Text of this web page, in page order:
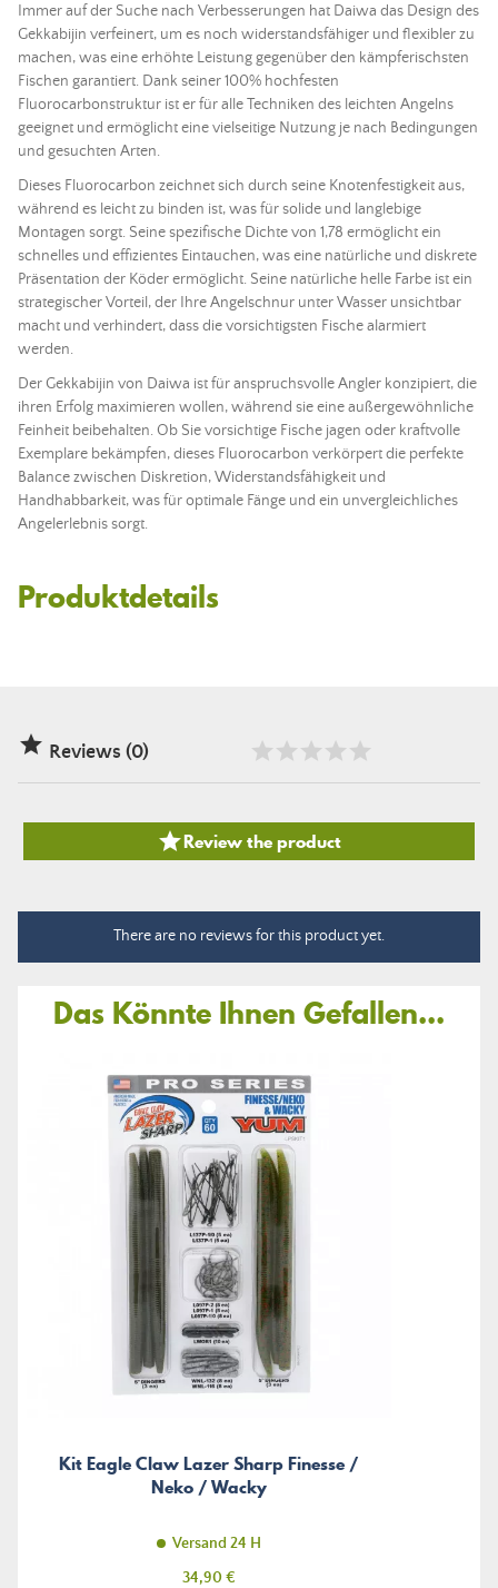
Immer auf der Suche nach Verbesserungen hat Daiwa das Design des
Gekkabijin verfeinert, um es noch widerstandsfähiger und flexibler zu
machen, was eine erhöhte Leistung gegenüber den kämpferischsten
Fischen garantiert. Dank seiner 100% hochfesten
Fluorocarbonstruktur ist er für alle Techniken des leichten Angelns
geeignet und ermöglicht eine vielseitige Nutzung je nach Bedingungen
und gesuchten Arten.
Dieses Fluorocarbon zeichnet sich durch seine Knotenfestigkeit aus,
während es leicht zu binden ist, was für solide und langlebige
Montagen sorgt. Seine spezifische Dichte von 1,78 ermöglicht ein
schnelles und effizientes Eintauchen, was eine natürliche und diskrete
Präsentation der Köderermöglicht. Seine natürliche helle Farbe ist ein
strategischer Vorteil, der Ihre Angelschnur unter Wasser unsichtbar
macht und verhindert, dass die vorsichtigsten Fische alarmiert
werden.
Der Gekkabijin von Daiwa ist für anspruchsvolle Angler konzipiert, die
ihren Erfolg maximieren wollen, während sie eine außergewöhnliche
Feinheit beibehalten. Ob Sie vorsichtige Fische jagen oder kraftvolle
Exemplare bekämpfen, dieses Fluorocarbon verkörpert die perfekte
Balance zwischen Diskretion, Widerstandsfähigkeit und
Handhabbarkeit, was für optimale Fänge und ein unvergleichliches
Angelerlebnissorgt.
Produktdetails
 Reviews (0)
Review the product
There are no reviews for this product yet.
Das Könnte Ihnen Gefallen...
Kit Eagle Claw Lazer Sharp Finesse /
Neko / Wacky
Versand 24 H
Preis
34,90 €